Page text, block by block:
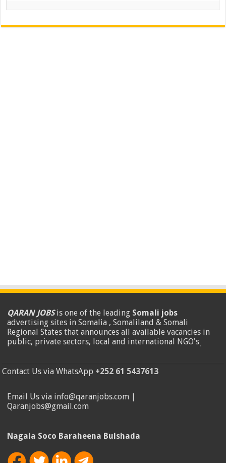
QARAN JOBSis one of the leading Somali jobs
advertising sites in Somalia , Somaliland & Somali
Regional States that announces all available vacancies in
public, private sectors, local and international NGO's.
Contact Us via WhatsApp +252 61 5437613
Email Us via info@qaranjobs.com |
Qaranjobs@gmail.com
Nagala Soco Baraheena Bulshada